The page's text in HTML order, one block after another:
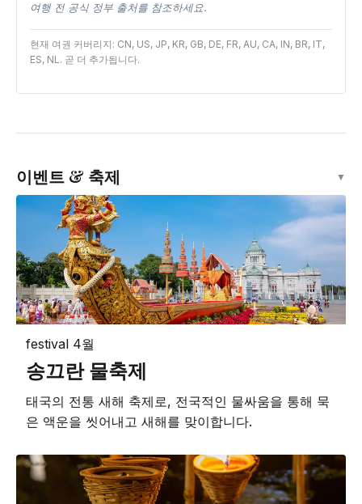
여행 전 공식 정부 출처를 참조하세요.
현재 여권 커버리지: CN, US, JP, KR, GB, DE, FR, AU, CA, IN, BR, IT,
ES, NL. 곧 더 추가됩니다.
이벤트 & 축제 ▼
festival 4월
송끄란 물축제
태국의 전통 새해 축제로, 전국적인 물싸움을 통해 묵
은 액운을 씻어내고 새해를 맞이합니다.